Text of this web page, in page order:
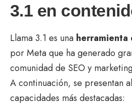
3.1 en
Llama 3.1 es una herramienta
por Meta que ha generado
comunidad de SEO y
A continuación, se presentan
capacidades más destacadas: